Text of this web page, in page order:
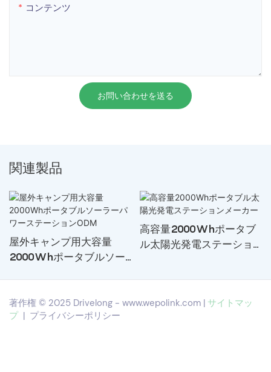
コンテンツ
お問い合わせを送る
関連製品
屋外キャンプ用大容量
2000Whポータブルソー
高容量2000Whポータブ
ル太陽光発電ステーショ
著作権 © 2025 Drivelong - www.wepolink.com | サイトマッ
プ | プライバシーポリシー